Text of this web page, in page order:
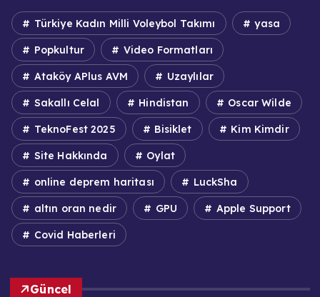
Türkiye Kadın Milli Voleybol Takımı yasa
Popkultur Video Formatları
Ataköy APlus AVM Uzaylılar
Sakallı Celal Hindistan Oscar Wilde
TeknoFest 2025 Bisiklet Kim Kimdir
Site Hakkında Oylat
online deprem haritası LuckSha
altın oran nedir GPU Apple Support
Covid Haberleri
Güncel